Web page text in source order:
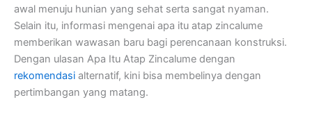
awal menuju hunian yang sehat serta sangat nyaman.
Selain itu, informasi mengenai apa itu atap zincalume
memberikan wawasan baru bagi perencanaan konstruksi.
Dengan ulasan Apa Itu Atap Zincalume dengan
rekomendasi alternatif, kini bisa membelinya dengan
pertimbangan yang matang.